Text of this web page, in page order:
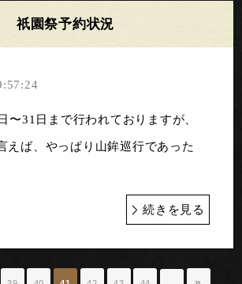
祇園祭予約状況
〜31日まで行われておりますが、
えば、やっぱり山鉾巡行であった
続きを見る